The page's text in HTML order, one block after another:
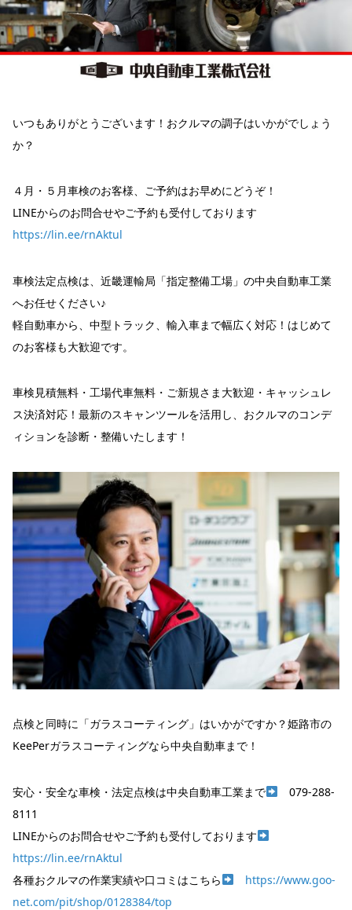
いつもありがとうございます！おクルマの調子はいかがでしょう
か？
４月・５月車検のお客様、ご予約はお早めにどうぞ！
LINEからのお問合せやご予約も受付しております
https://lin.ee/rnAktul
車検法定点検は、近畿運輸局「指定整備工場」の中央自動車工業
へお任せください♪
軽自動車から、中型トラック、輸入車まで幅広く対応！はじめて
のお客様も大歓迎です。
車検見積無料・工場代車無料・ご新規さま大歓迎・キャッシュレ
ス決済対応！最新のスキャンツールを活用し、おクルマのコンデ
ィションを診断・整備いたします！
点検と同時に「ガラスコーティング」はいかがですか？姫路市の
KeePerガラスコーティングなら中央自動車まで！
安心・安全な車検・法定点検は中央自動車工業まで
079-288-
8111
LINEからのお問合せやご予約も受付しております
https://lin.ee/rnAktul
各種おクルマの作業実績や口コミはこちら
https://www.goo-
net.com/pit/shop/0128384/top